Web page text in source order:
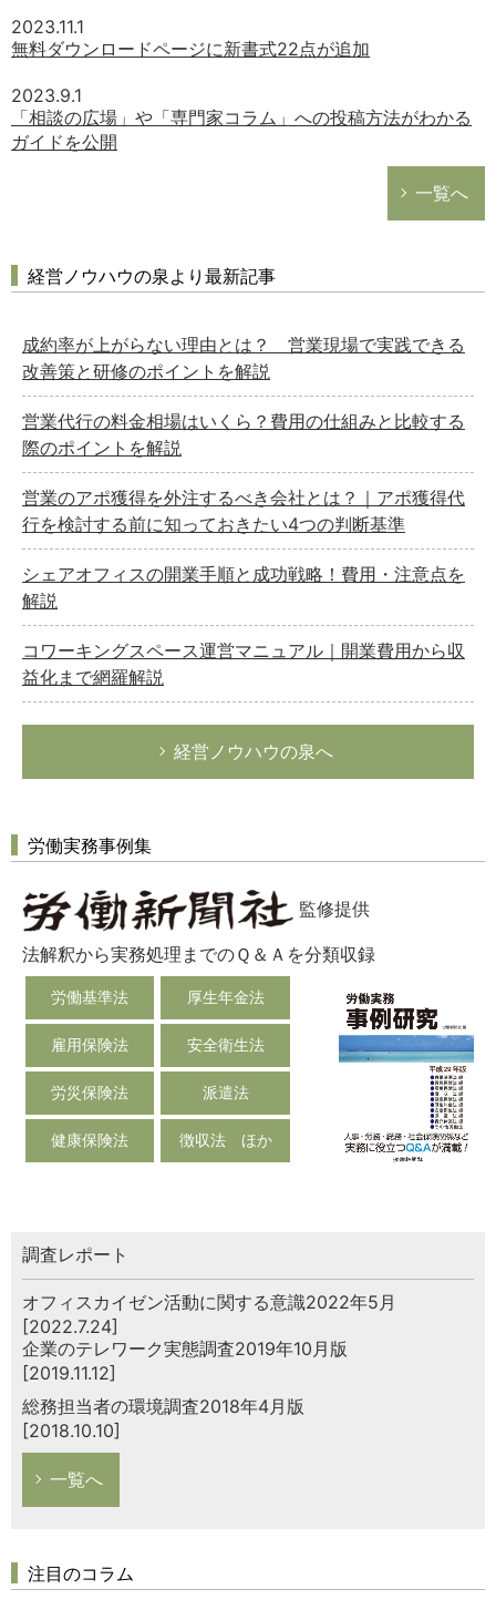
2023.11.1
無料ダウンロードページに新書式22点が追加
2023.9.1
「相談の広場」や「専門家コラム」への投稿方法がわかる
ガイドを公開
一覧へ
経営ノウハウの泉より最新記事
成約率が上がらない理由とは？ 営業現場で実践できる
改善策と研修のポイントを解説
営業代行の料金相場はいくら？費用の仕組みと比較する
際のポイントを解説
営業のアポ獲得を外注するべき会社とは？｜アポ獲得代
行を検討する前に知っておきたい4つの判断基準
シェアオフィスの開業手順と成功戦略！費用・注意点を
解説
コワーキングスペース運営マニュアル｜開業費用から収
益化まで網羅解説
経営ノウハウの泉へ
労働実務事例集
監修提供
法解釈から実務処理までのＱ＆Ａを分類収録
労働基準法 厚生年金法
雇用保険法 安全衛生法
労災保険法 派遣法
健康保険法 徴収法 ほか
調査レポート
オフィスカイゼン活動に関する意識2022年5月
[2022.7.24]
企業のテレワーク実態調査2019年10月版
[2019.11.12]
総務担当者の環境調査2018年4月版
[2018.10.10]
一覧へ
注目のコラム